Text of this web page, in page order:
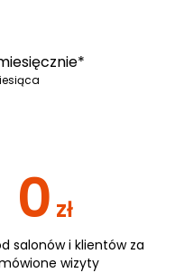
0 zł
salonów i klientów za
wizyty